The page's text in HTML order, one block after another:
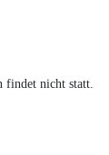
findet nicht statt.